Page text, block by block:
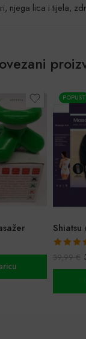
njega lica i tijela,
POPUST
5.00
39,99€